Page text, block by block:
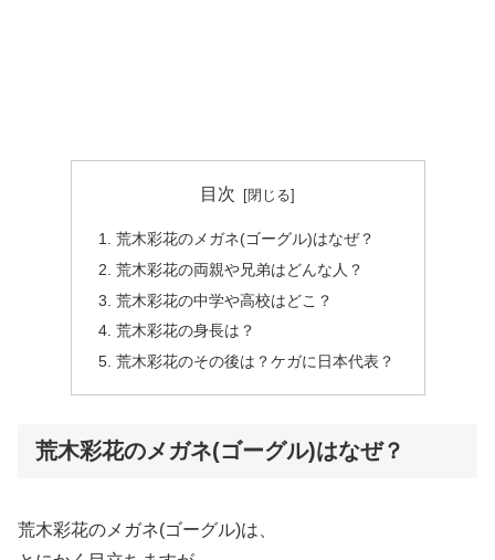
目次
荒木彩花のメガネ(ゴーグル)はなぜ？
荒木彩花の両親や兄弟はどんな人？
荒木彩花の中学や高校はどこ？
荒木彩花の身長は？
荒木彩花のその後は？ケガに日本代表？
荒木彩花のメガネ(ゴーグル)はなぜ？
荒木彩花のメガネ(ゴーグル)は、